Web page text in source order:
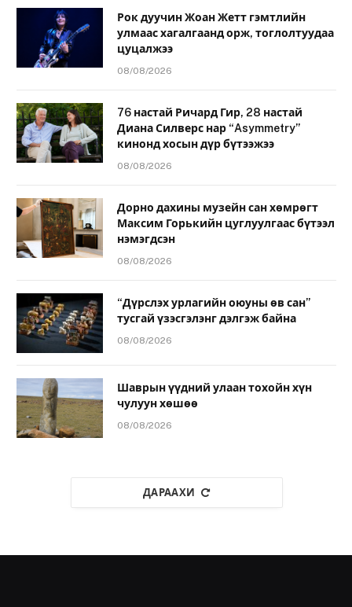
Рок дуучин Жоан Жетт гэмтлийн
улмаас хагалгаанд орж, тоглолтуудаа
цуцалжээ
08/08/2026
76 настай Ричард Гир, 28 настай
Диана Силверс нар “Asymmetry”
кинонд хосын дүр бүтээжээ
08/08/2026
Дорно дахины музейн сан хөмрөгт
Максим Горькийн цуглуулгаас бүтээл
нэмэгдсэн
08/08/2026
“Дүрслэх урлагийн оюуны өв сан”
тусгай үзэсгэлэнг дэлгэж байна
08/08/2026
Шаврын үүдний улаан тохойн хүн
чулуун хөшөө
08/08/2026
ДАРААХИ